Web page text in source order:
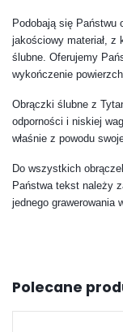
Podobają się Państwu
jakościowy materiał, z
ślubne. Oferujemy
wykończenie
Obrączki ślubne z
odporności i niskiej
właśnie z powodu
Do wszystkich
Państwa tekst należy
jednego grawerowania
Polecane